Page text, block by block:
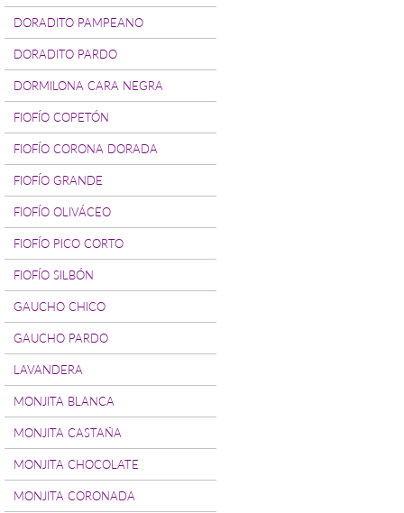
DORADITO PAMPEANO
DORADITO PARDO
DORMILONA CARA NEGRA
FIOFÍO COPETÓN
FIOFÍO CORONA DORADA
FIOFÍO GRANDE
FIOFÍO OLIVÁCEO
FIOFÍO PICO CORTO
FIOFÍO SILBÓN
GAUCHO CHICO
GAUCHO PARDO
LAVANDERA
MONJITA BLANCA
MONJITA CASTAÑA
MONJITA CHOCOLATE
MONJITA CORONADA